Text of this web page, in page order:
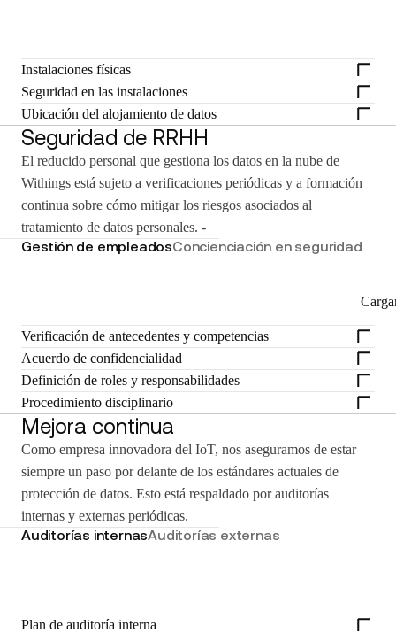
Instalaciones físicas
Seguridad en las instalaciones
Ubicación del alojamiento de datos
Seguridad de RRHH
El reducido personal que gestiona los datos en la nube de
Withings está sujeto a verificaciones periódicas y a formación
continua sobre cómo mitigar los riesgos asociados al
tratamiento de datos personales. -
Gestión de empleadosConcienciación en seguridad
Verificación de antecedentes y competencias
Acuerdo de confidencialidad
Definición de roles y responsabilidades
Procedimiento disciplinario
Mejora continua
Como empresa innovadora del IoT, nos aseguramos de estar
siempre un paso por delante de los estándares actuales de
protección de datos. Esto está respaldado por auditorías
internas y externas periódicas.
Auditorías internasAuditorías externas
Plan de auditoría interna